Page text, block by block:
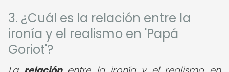
3. ¿Cuál es la relación entre la
ironía y el realismo en 'Papá
Goriot'?